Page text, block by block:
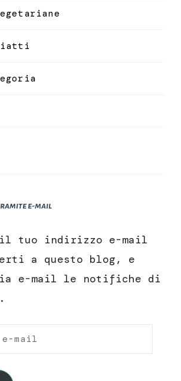
e-mail
tuo indirizzo e-mail
a questo blog, e
e-mail le notifiche di